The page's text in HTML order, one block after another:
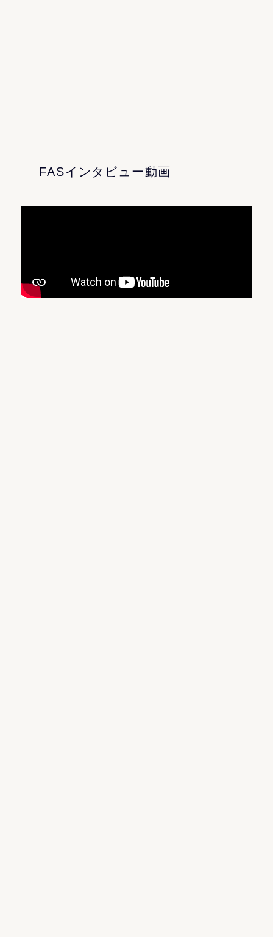
FASインタビュー動画